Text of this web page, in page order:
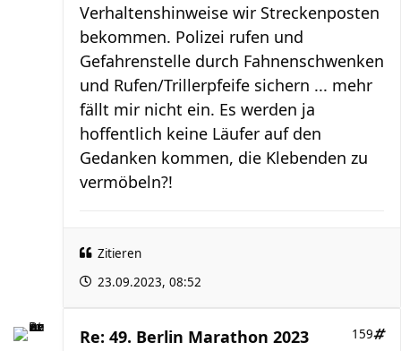
Verhaltenshinweise wir Streckenposten
bekommen. Polizei rufen und
Gefahrenstelle durch Fahnenschwenken
und Rufen/Trillerpfeife sichern ... mehr
fällt mir nicht ein. Es werden ja
hoffentlich keine Läufer auf den
Gedanken kommen, die Klebenden zu
vermöbeln?!
Zitieren
23.09.2023, 08:52
Re: 49. Berlin Marathon 2023 159